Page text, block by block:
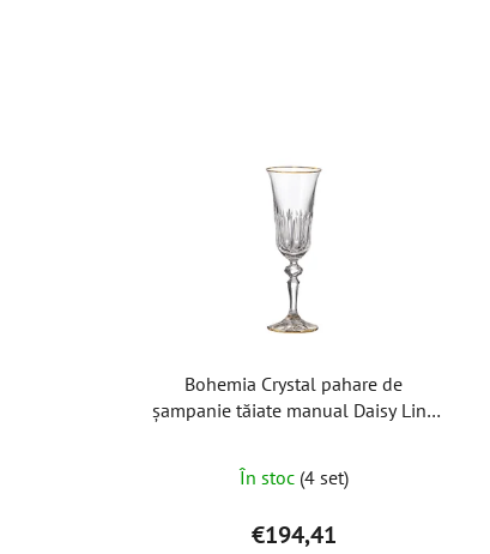
Bohemia Crystal pahare de
șampanie tăiate manual Daisy Line
În stoc (4 set)
€194,41